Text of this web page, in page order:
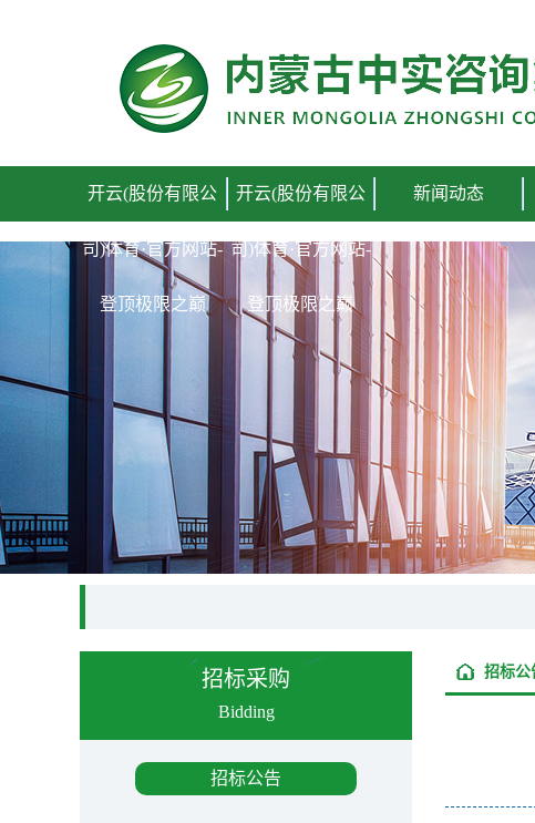
开云(股份有限公
司)体育·官方网站-
登顶极限之巅
开云(股份有限公
司)体育·官方网站-
登顶极限之巅
新闻动态
招标采购
Bidding
招标公告
招标公